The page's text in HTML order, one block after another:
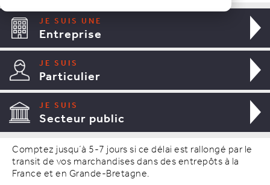
JE SUIS UNE
Entreprise
JE SUIS
Particulier
JE SUIS
Secteur public
Comptez jusqu´à 5-7 jours si ce délai est rallongé par le
transit de vos marchandises dans des entrepôts à la
France et en Grande-Bretagne.